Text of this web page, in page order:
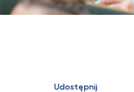
Udostępnij